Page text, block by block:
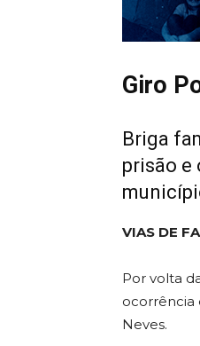
Giro
Briga
prisão e
VIAS DE
Por volta
ocorrência
Neves.